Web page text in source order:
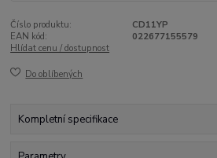
Číslo produktu:
CD11YP
EAN kód:
022677155579
Hlídat cenu / dostupnost
Do oblíbených
Kompletní specifikace